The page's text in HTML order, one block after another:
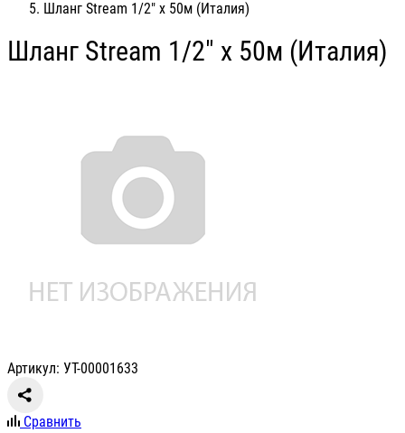
Шланг Stream 1/2" x 50м (Италия)
Шланг Stream 1/2" x 50м (Италия)
Артикул: УТ-00001633
Сравнить